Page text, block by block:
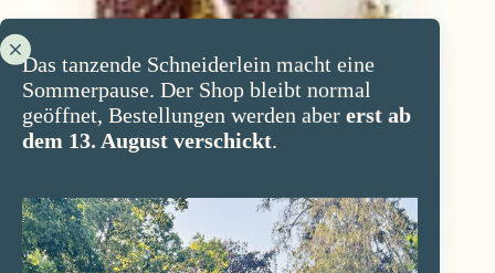
Das tanzende Schneiderlein macht eine
Sommerpause. Der Shop bleibt normal
geöffnet, Bestellungen werden aber erst ab
dem 13. August verschickt